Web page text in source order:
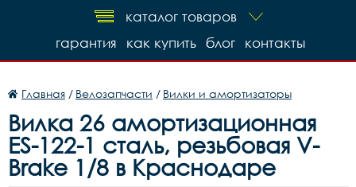
каталог товаров
контакты
блог
как купить
гарантия
Главная / Велозапчасти / Вилки и амортизаторы
Вилка 26 амортизационная
ES-122-1 сталь, резьбовая V-
Brake 1/8 в Краснодаре